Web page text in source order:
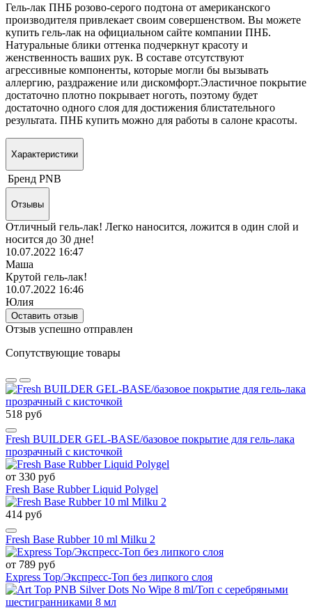
Гель-лак ПНБ розово-серого подтона от американского
производителя привлекает своим совершенством. Вы можете
купить гель-лак на официальном сайте компании ПНБ.
Натуральные блики оттенка подчеркнут красоту и
женственность ваших рук. В составе отсутствуют
агрессивные компоненты, которые могли бы вызывать
аллергию, раздражение или дискомфорт.Эластичное покрытие
достаточно плотно покрывает ноготь, поэтому будет
достаточно одного слоя для достижения блистательного
результата. ПНБ купить можно для работы в салоне красоты.
Характеристики
Бренд PNB
Отзывы
Отличный гель-лак! Легко наносится, ложится в один слой и
носится до 30 дне!
10.07.2022 16:47
Маша
Крутой гель-лак!
10.07.2022 16:46
Юлия
Оставить отзыв
Отзыв успешно отправлен
Сопутствующие товары
518 руб
Fresh BUILDER GEL-BASE/базовое покрытие для гель-лака
прозрачный с кисточкой
от 330 руб
Fresh Base Rubber Liquid Polygel
414 руб
Fresh Base Rubber 10 ml Milku 2
от 789 руб
Express Top/Экспресс-Топ без липкого слоя